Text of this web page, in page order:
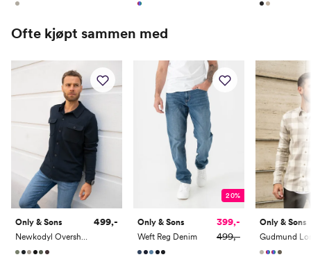
Ofte kjøpt sammen med
Only & Sons
499,-
20%
Only & Sons
Weft Reg Denim
399,-
499,-
Only & Sons